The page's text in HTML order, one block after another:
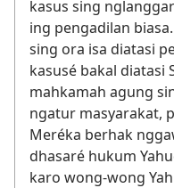
kasus sing
ing pengadilan
sing ora isa diatasi
kasusé bakal diatasi
mahkamah agung
ngatur masyarakat,
Meréka berhak
dhasaré hukum
karo wong-wong